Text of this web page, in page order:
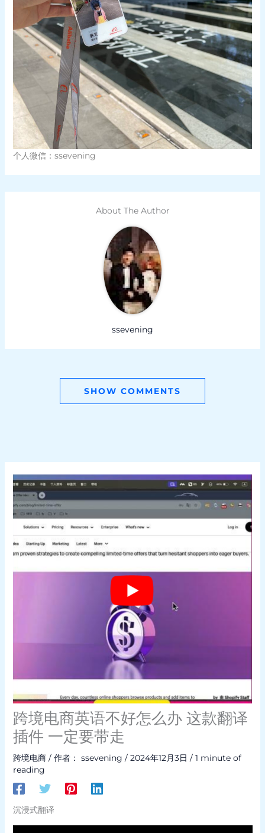
个人微信：ssevening
About The Author
ssevening
SHOW COMMENTS
跨境电商英语不好怎么办 这款翻译
插件 一定要带走
跨境电商/ 作者： ssevening / 2024年12月3日 / 1 minute of
reading
沉浸式翻译